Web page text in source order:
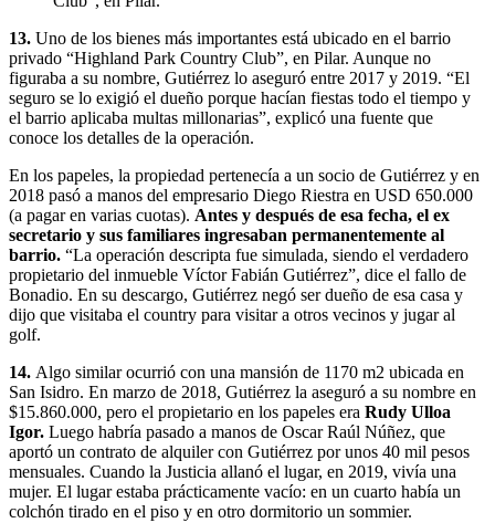
13. Uno de los bienes más importantes está ubicado en el barrio
privado “Highland Park Country Club”, en Pilar. Aunque no
figuraba a su nombre, Gutiérrez lo aseguró entre 2017 y 2019. “El
seguro se lo exigió el dueño porque hacían fiestas todo el tiempo y
el barrio aplicaba multas millonarias”, explicó una fuente que
conoce los detalles de la operación.
En los papeles, la propiedad pertenecía a un socio de Gutiérrez y en
2018 pasó a manos del empresario Diego Riestra en USD 650.000
(a pagar en varias cuotas). Antes y después de esa fecha, el ex
secretario y sus familiares ingresaban permanentemente al
barrio. “La operación descripta fue simulada, siendo el verdadero
propietario del inmueble Víctor Fabián Gutiérrez”, dice el fallo de
Bonadio. En su descargo, Gutiérrez negó ser dueño de esa casa y
dijo que visitaba el country para visitar a otros vecinos y jugar al
golf.
14. Algo similar ocurrió con una mansión de 1170 m2 ubicada en
San Isidro. En marzo de 2018, Gutiérrez la aseguró a su nombre en
$15.860.000, pero el propietario en los papeles era Rudy Ulloa
Igor. Luego habría pasado a manos de Oscar Raúl Núñez, que
aportó un contrato de alquiler con Gutiérrez por unos 40 mil pesos
mensuales. Cuando la Justicia allanó el lugar, en 2019, vivía una
mujer. El lugar estaba prácticamente vacío: en un cuarto había un
colchón tirado en el piso y en otro dormitorio un sommier.